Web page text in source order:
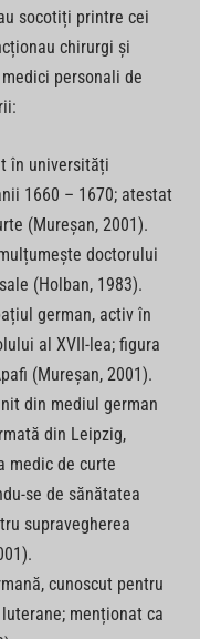
socotiți printre cei
chirurgi și
personali de
în universități
1660 – 1670; atestat
(Mureșan, 2001).
doctorului
(Holban, 1983).
german, activ în
al XVII-lea; figura
(Mureșan, 2001).
din mediul german
din Leipzig,
medic de curte
se de sănătatea
supravegherea
cunoscut pentru
menționat ca